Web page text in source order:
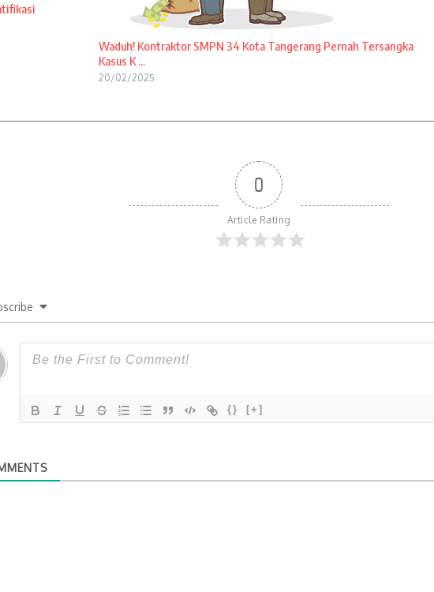
Waduh! Kontraktor SMPN 34 Kota Tangerang Pernah Tersangka
Kasus K ...
20/02/2025
0
Article Rating
{} [+]